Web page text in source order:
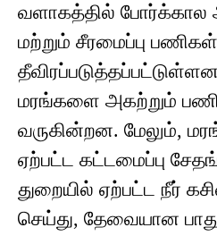
வளாகத்தில் போர்க்கால
மற்றும் சீரமைப்பு பணிகள்
மரங்களை அகற்றும்
வருகின்றன. மேலும்,
ஏற்பட்ட கட்டமைப்பு
துறையில் ஏற்பட்ட நீர்
செய்து, தேவையான